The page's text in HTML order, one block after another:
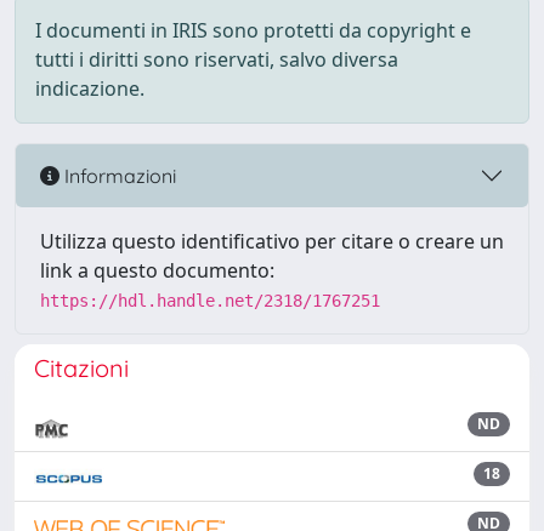
I documenti in IRIS sono protetti da copyright e
tutti i diritti sono riservati, salvo diversa
indicazione.
Informazioni
Utilizza questo identificativo per citare o creare un
link a questo documento:
https://hdl.handle.net/2318/1767251
Citazioni
ND
18
ND